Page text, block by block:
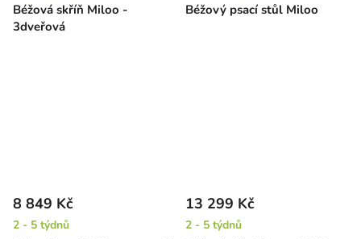
Béžová skříň Miloo -
3dveřová
Béžový psací stůl Miloo
8 849 Kč
2 - 5 týdnů
13 299 Kč
2 - 5 týdnů